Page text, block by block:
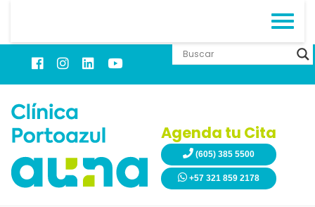
Agenda tu Cita
(605) 385 5500
+57 321 859 2178